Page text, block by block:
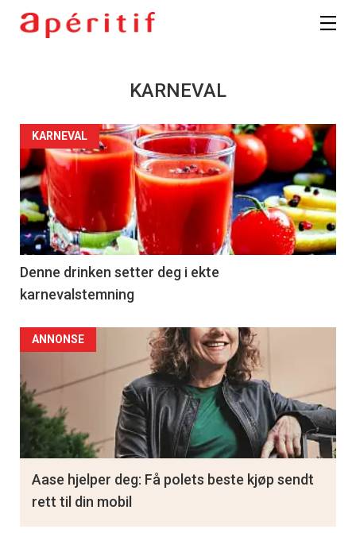
KARNEVAL
KARNEVAL
Denne drinken setter deg i ekte
karnevalstemning
ANNONSE
Aase hjelper deg: Få polets beste kjøp sendt
rett til din mobil